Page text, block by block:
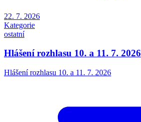
22. 7. 2026
Kategorie
ostatní
Hlášení rozhlasu 10. a 11. 7. 2026
Hlášení rozhlasu 10. a 11. 7. 2026